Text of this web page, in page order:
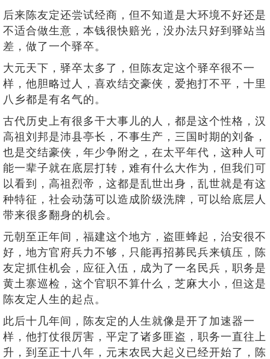
后来陈友定还尝试经商，但不知道是大环境不好还是
不适合做生意，本钱很快赔光，没办法只好到驿站当
差，做了一个驿卒。
大元天下，驿卒太多了，但陈友定这个驿卒很不一
样，他胆略过人，喜欢结交豪侠，爱抱打不平，十里
八乡都是有名气的。
古代历史上有很多干大事儿的人，都是这个性格，汉
高祖刘邦是沛县亭长，不事生产，三国时期的刘备，
也是交结豪侠，年少争附之，在太平年代，这种人可
能一辈子就在底层打转，难有什么大作为，但我们可
以看到，高祖烈帝，这都是乱世出身，乱世就是有这
种特征，社会动荡可以造成阶级洗牌，可以给底层人
带来很多翻身的机会。
元朝至正年间，福建这个地方，盗匪蜂起，治安很不
好，地方官府兵力不够，只能再招募民兵来镇压，陈
友定抓住机会，应征入伍，成为了一名民兵，职务是
黄土寨巡检，这个官职不算什么，芝麻大小，但这是
陈友定人生的起点。
此后十几年间，陈友定的人生就像是开了加速器一
样，他打仗很厉害，平定了诸多匪盗，职务一直往上
升，到至正十八年，元末农民大起义已经开始了，陈